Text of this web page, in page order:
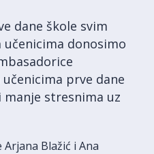
dane škole svim
donosimo
prve dane
manje stresnima uz